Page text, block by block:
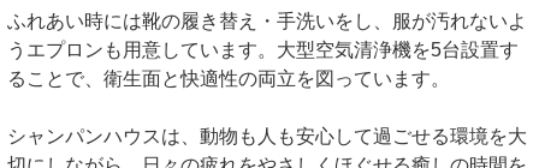
ふれあい時には靴の履き替え・手洗いをし、服が汚れないよ
うエプロンも用意しています。大型空気清浄機を5台設置す
ることで、衛生面と快適性の両立を図っています。
シャンパンハウスは、動物も人も安心して過ごせる環境を大